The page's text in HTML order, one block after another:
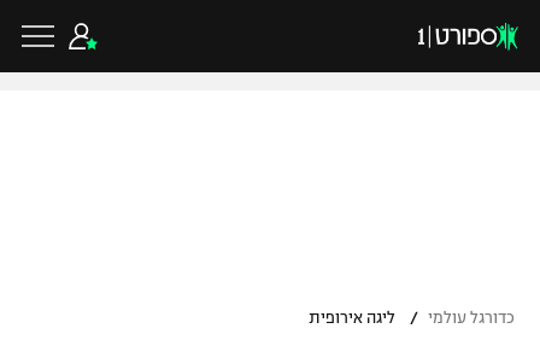
כדורגל עולמי / ליגה אירופית